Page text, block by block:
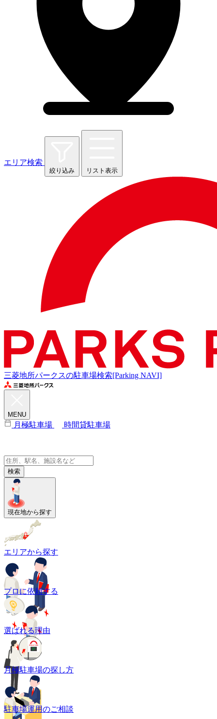
エリア検索
絞り込み リスト表示
三菱地所パークスの駐車場検索[Parking NAVI]
MENU
月極駐車場 時間貸駐車場
検索
現在地から探す
エリアから探す
プロに依頼する
選ばれる理由
月極駐車場の探し方
駐車場運用のご相談